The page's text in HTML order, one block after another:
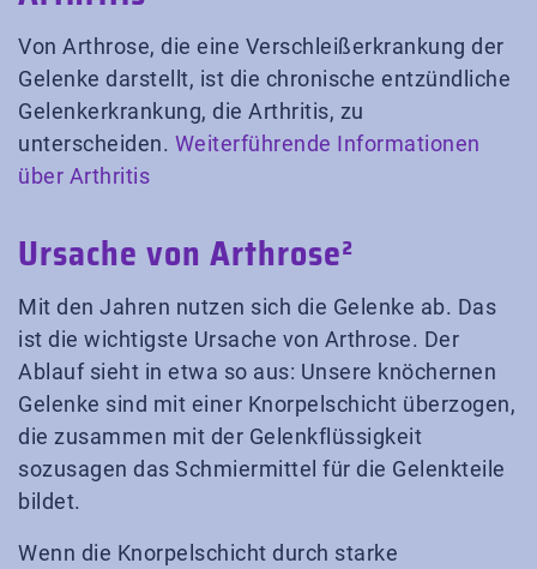
Von Arthrose, die eine Verschleißerkrankung der
Gelenke darstellt, ist die chronische entzündliche
Gelenkerkrankung, die Arthritis, zu
unterscheiden. Weiterführende Informationen
über Arthritis
Ursache von Arthrose²
Mit den Jahren nutzen sich die Gelenke ab. Das
ist die wichtigste Ursache von Arthrose. Der
Ablauf sieht in etwa so aus: Unsere knöchernen
Gelenke sind mit einer Knorpelschicht überzogen,
die zusammen mit der Gelenkflüssigkeit
sozusagen das Schmiermittel für die Gelenkteile
bildet.
Wenn die Knorpelschicht durch starke